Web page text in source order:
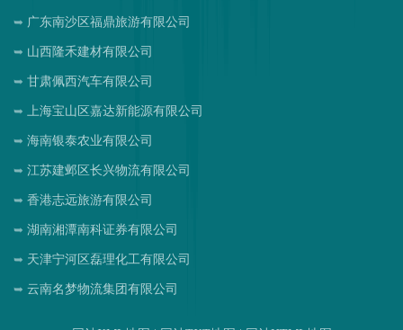
广东南沙区福鼎旅游有限公司
山西隆禾建材有限公司
甘肃佩西汽车有限公司
上海宝山区嘉达新能源有限公司
海南银泰农业有限公司
江苏建邺区长兴物流有限公司
香港志远旅游有限公司
湖南湘潭南科证券有限公司
天津宁河区磊理化工有限公司
云南名梦物流集团有限公司